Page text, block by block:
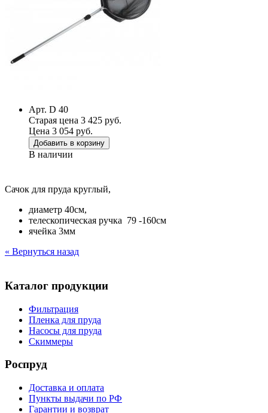
Арт. D 40
Старая цена 3 425 руб.
Цена 3 054 руб.
Добавить в корзину
В наличии
Сачок для пруда круглый,
диаметр 40см,
телескопическая ручка 79 -160см
ячейка 3мм
« Вернуться назад
Каталог продукции
Фильтрация
Пленка для пруда
Насосы для пруда
Скиммеры
Роспруд
Доставка и оплата
Пункты выдачи по РФ
Гарантии и возврат